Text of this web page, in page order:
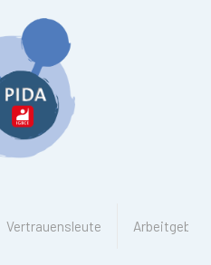
Vertrauensleute Arbeitgeber